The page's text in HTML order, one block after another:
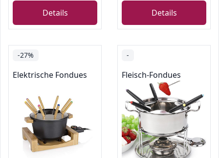
Details Details
-27%
Elektrische Fondues
-
Fleisch-Fondues